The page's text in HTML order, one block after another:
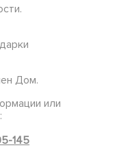
Дом.
или
145